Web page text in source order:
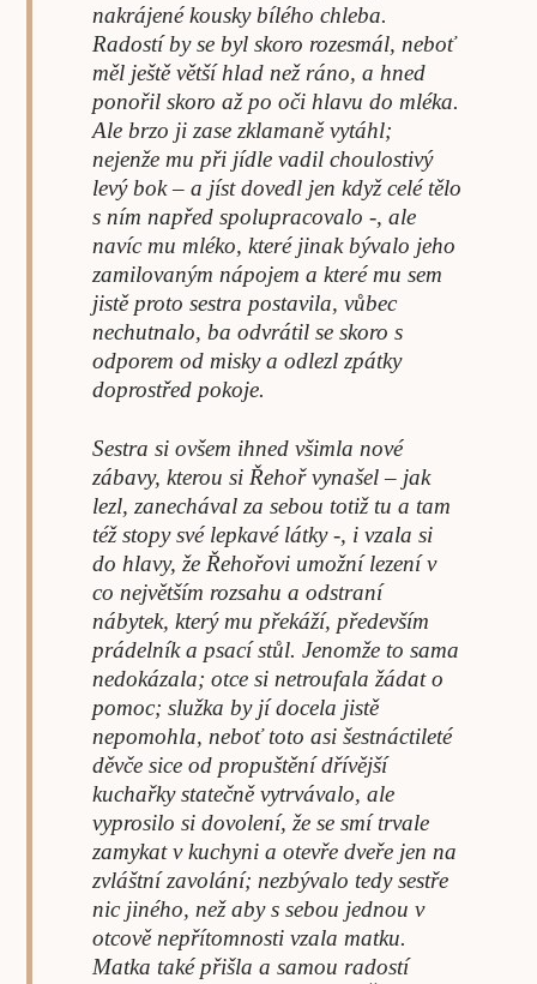
nakrájené kousky bílého chleba.
Radostí by se byl skoro rozesmál, neboť
měl ještě větší hlad než ráno, a hned
ponořil skoro až po oči hlavu do mléka.
Ale brzo ji zase zklamaně vytáhl;
nejenže mu při jídle vadil choulostivý
levý bok – a jíst dovedl jen když celé tělo
s ním napřed spolupracovalo -, ale
navíc mu mléko, které jinak bývalo jeho
zamilovaným nápojem a které mu sem
jistě proto sestra postavila, vůbec
nechutnalo, ba odvrátil se skoro s
odporem od misky a odlezl zpátky
doprostřed pokoje.
Sestra si ovšem ihned všimla nové
zábavy, kterou si Řehoř vynašel – jak
lezl, zanechával za sebou totiž tu a tam
též stopy své lepkavé látky -, i vzala si
do hlavy, že Řehořovi umožní lezení v
co největším rozsahu a odstraní
nábytek, který mu překáží, především
prádelník a psací stůl. Jenomže to sama
nedokázala; otce si netroufala žádat o
pomoc; služka by jí docela jistě
nepomohla, neboť toto asi šestnáctileté
děvče sice od propuštění dřívější
kuchařky statečně vytrvávalo, ale
vyprosilo si dovolení, že se smí trvale
zamykat v kuchyni a otevře dveře jen na
zvláštní zavolání; nezbývalo tedy sestře
nic jiného, než aby s sebou jednou v
otcově nepřítomnosti vzala matku.
Matka také přišla a samou radostí